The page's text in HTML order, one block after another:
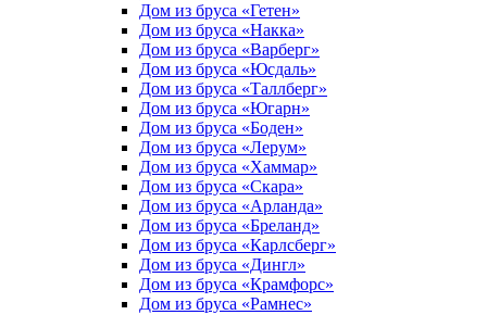
Дом из бруса «Гетен»
Дом из бруса «Накка»
Дом из бруса «Варберг»
Дом из бруса «Юсдаль»
Дом из бруса «Таллберг»
Дом из бруса «Югарн»
Дом из бруса «Боден»
Дом из бруса «Лерум»
Дом из бруса «Хаммар»
Дом из бруса «Скара»
Дом из бруса «Арланда»
Дом из бруса «Бреланд»
Дом из бруса «Карлсберг»
Дом из бруса «Дингл»
Дом из бруса «Крамфорс»
Дом из бруса «Рамнес»